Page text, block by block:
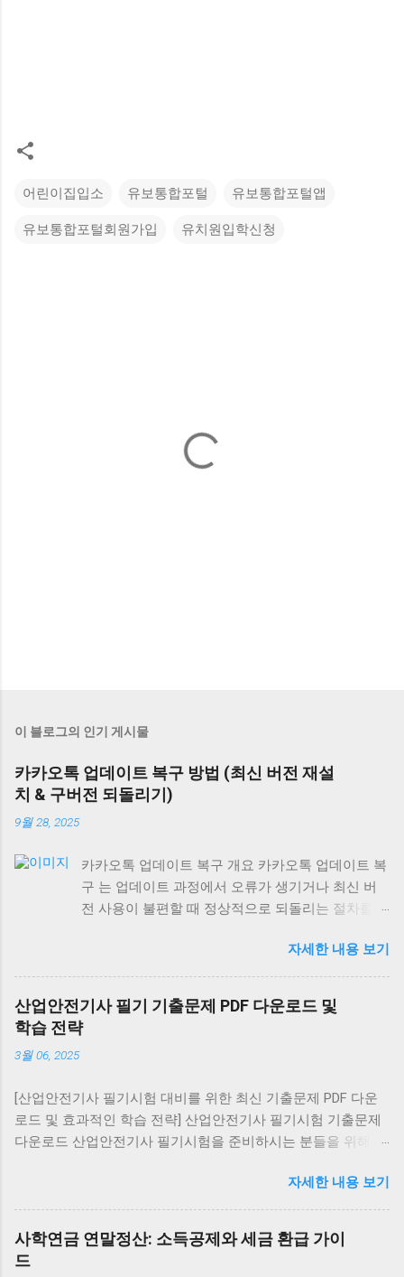
어린이집입소 유보통합포털 유보통합포털앱
유보통합포털회원가입 유치원입학신청
이 블로그의 인기 게시물
카카오톡 업데이트 복구 방법 (최신 버전 재설
치 & 구버전 되돌리기)
9월 28, 2025
카카오톡 업데이트 복구 개요 카카오톡 업데이트 복
구 는 업데이트 과정에서 오류가 생기거나 최신 버
전 사용이 불편할 때 정상적으로 되돌리는 절차를
하지만, 구버전 복구는 안드로이드에서만 제한적으
로 가능하며 iOS와 PC는 불가능합니다. 안드로이드
에서 카카오톡 업데이트 복구 최신 버전 재설치: 구
글 플레이 스토어 → 카카오톡 검색 → [삭제] → [다
경로 사용을 권장 대화 내역 유지: 설치 전 카카오톡
백업 을 통해 데이터를 저장하세요. 아이폰(iOS)에서
카카오톡 업데이트 복구 구버전 복구 불가능 (앱스
후 앱스토어에서 최신 버전 재설치 대화 내역은
iCloud 백업 을 통해 복원 가능 PC에서 카카오톡 업
데이트 복구 PC 카카오톡은 실행 시 자동 업데이트
자세한 내용 보기
산업안전기사 필기 기출문제 PDF 다운로드 및
학습 전략
3월 06, 2025
[산업안전기사 필기시험 대비를 위한 최신 기출문제 PDF 다운
로드 및 효과적인 학습 전략] 산업안전기사 필기시험 기출문제
다운로드 산업안전기사 필기시험을 준비하시는 분들을 위해 최
2016년부터 2022년까지의 7개년 기출문제를 다운로드하실 수
있습니다. 이 자료에는 교사용(정답 표시), 학생용(문제만), 해설
집(해설 및 정답 포함) 버전이 포함되어 있어 다양한 학습 방식
에 맞게 활용할 수 있습니다. 기출문제 다운로드 전자문제집
CBT 활용 인터넷을 통해 다양한 자격시험의 기출문제를 풀어볼
자세한 내용 보기
사학연금 연말정산: 소득공제와 세금 환급 가이
드